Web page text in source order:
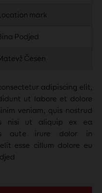
mark
Podjed
Česen
adipiscing elit,
ut labore et dolore
veniam, quis nostrud
nisi ut aliquip ex ea
aute irure dolor in
esse cillum dolore eu